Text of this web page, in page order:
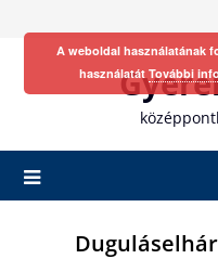
A weboldal használatának
használatát További